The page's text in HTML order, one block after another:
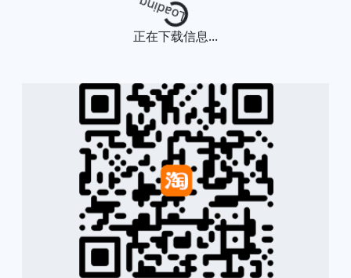
Loading...
正在下载信息...